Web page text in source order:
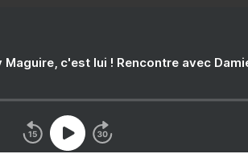
c'est lui ! Rencontre avec